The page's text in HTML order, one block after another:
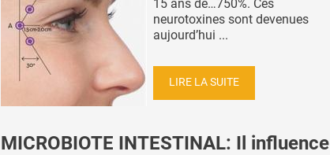
15 ans de…750%. Ces
neurotoxines sont devenues
aujourd’hui ...
LIRE LA SUITE
MICROBIOTE INTESTINAL: Il influence